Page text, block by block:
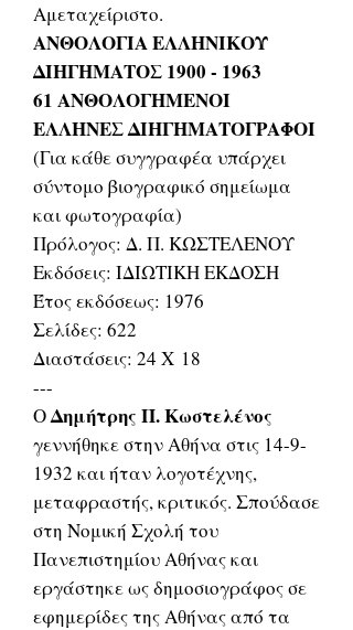
Αμεταχείριστο.
ΑΝΘΟΛΟΓΙΑ ΕΛΛΗΝΙΚΟΥ
ΔΙΗΓΗΜΑΤΟΣ 1900 - 1963
61 ΑΝΘΟΛΟΓΗΜΕΝΟΙ
ΕΛΛΗΝΕΣ ΔΙΗΓΗΜΑΤΟΓΡΑΦΟΙ
(Για κάθε συγγραφέα υπάρχει
σύντομο βιογραφικό σημείωμα
και φωτογραφία)
Πρόλογος: Δ. Π. ΚΩΣΤΕΛΕΝΟΥ
Εκδόσεις: ΙΔΙΩΤΙΚΗ ΕΚΔΟΣΗ
Έτος εκδόσεως: 1976
Σελίδες: 622
Διαστάσεις: 24 Χ 18
---
ΟΔημήτρης Π. Κωστελένος
γεννήθηκε στην Αθήνα στις 14-9-
1932 και ήταν λογοτέχνης,
μεταφραστής, κριτικός. Σπούδασε
στη Νομική Σχολή του
Πανεπιστημίου Αθήνας και
εργάστηκε ως δημοσιογράφος σε
εφημερίδες της Αθήνας από τα